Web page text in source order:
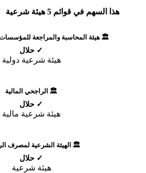
هذا السهم في قوائم 5 هيئة شرعية
🏛️ هيئة المحاسبة والمراجعة للمؤسسات
✓ حلال
هيئة شرعية دولية
🏛️ الراجحي المالية
✓ حلال
هيئة شرعية مالية
🏛️ الهيئة الشرعية لمصرف
✓ حلال
هيئة شرعية